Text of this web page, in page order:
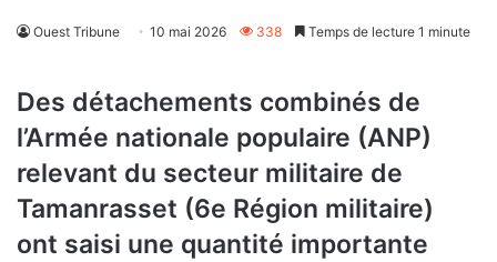
Ouest Tribune 10 mai 2026 338 Temps de lecture 1 minute
Des détachements combinés de
l’Armée nationale populaire (ANP)
relevant du secteur militaire de
Tamanrasset (6e Région militaire)
ont saisi une quantité importante